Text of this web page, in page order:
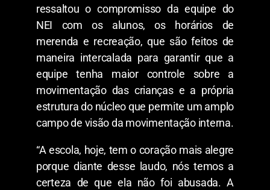
ressaltou o compromisso da equipe do
NEI com os alunos, os horários de
merenda e recreação, que são feitos de
maneira intercalada para garantir que a
equipe tenha maior controle sobre a
movimentação das crianças e a própria
estrutura do núcleo que permite um amplo
campo de visão da movimentação interna.
“A escola, hoje, tem o coração mais alegre
porque diante desse laudo, nós temos a
certeza de que ela não foi abusada. A